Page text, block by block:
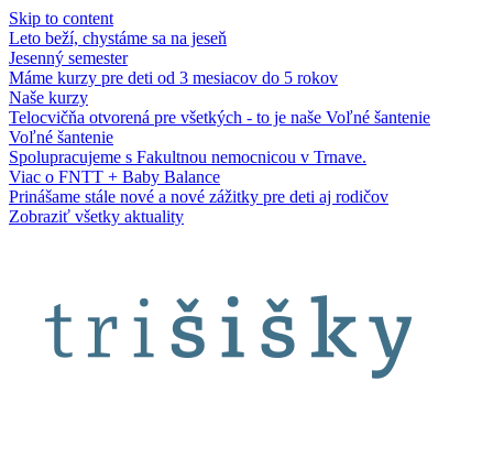
Skip to content
Leto beží, chystáme sa na jeseň
Jesenný semester
Máme kurzy pre deti od 3 mesiacov do 5 rokov
Naše kurzy
Telocvičňa otvorená pre všetkých - to je naše Voľné šantenie
Voľné šantenie
Spolupracujeme s Fakultnou nemocnicou v Trnave.
Viac o FNTT + Baby Balance
Prinášame stále nové a nové zážitky pre deti aj rodičov
Zobraziť všetky aktuality